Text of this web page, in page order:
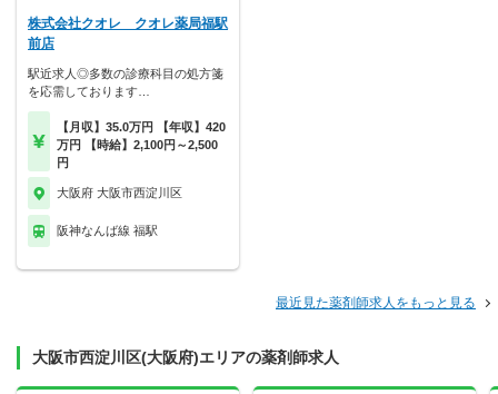
株式会社クオレ クオレ薬局福駅
前店
駅近求人◎多数の診療科目の処方箋
を応需しております…
【月収】35.0万円 【年収】420
万円 【時給】2,100円～2,500
円
大阪府 大阪市西淀川区
阪神なんば線 福駅
最近見た薬剤師求人をもっと見る
大阪市西淀川区(大阪府)エリアの薬剤師求人